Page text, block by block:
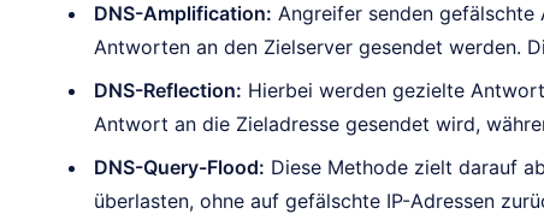
DNS-Amplification: Angreifer senden gefälschte
Antworten an den Zielserver gesendet werden.
DNS-Reflection: Hierbei werden gezielte
Antwort an die Zieladresse gesendet wird,
DNS-Query-Flood: Diese Methode zielt darauf
überlasten, ohne auf gefälschte IP-Adressen